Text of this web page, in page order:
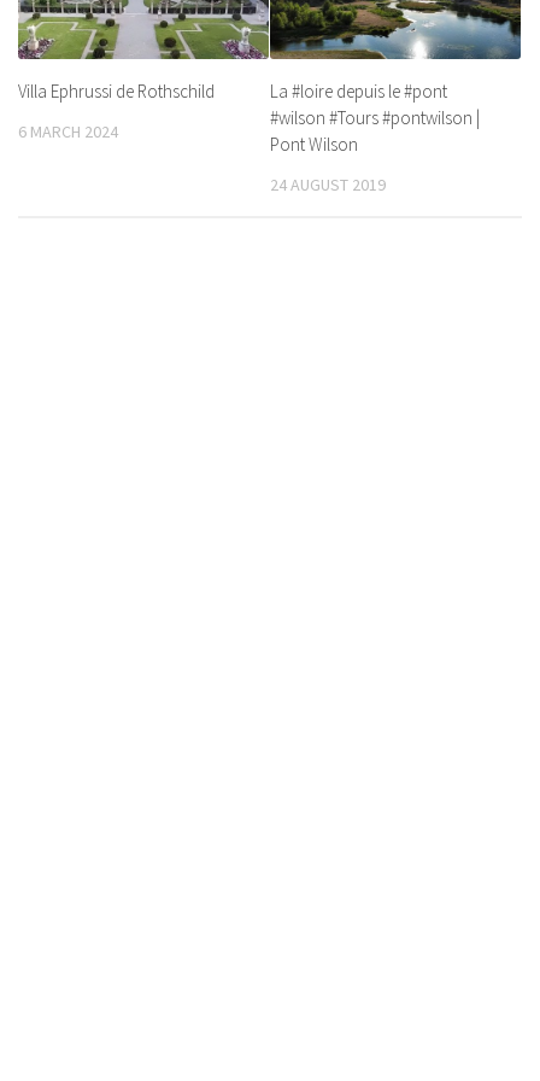
Villa Ephrussi de Rothschild
6 MARCH 2024
La #loire depuis le #pont
#wilson #Tours #pontwilson |
Pont Wilson
24 AUGUST 2019